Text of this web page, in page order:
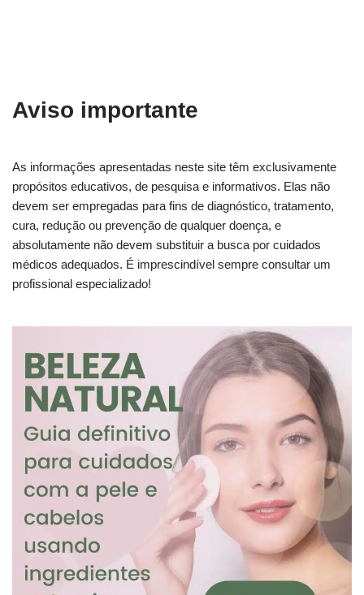
Aviso importante
As informações apresentadas neste site têm exclusivamente
propósitos educativos, de pesquisa e informativos. Elas não
devem ser empregadas para fins de diagnóstico, tratamento,
cura, redução ou prevenção de qualquer doença, e
absolutamente não devem substituir a busca por cuidados
médicos adequados. É imprescindível sempre consultar um
profissional especializado!